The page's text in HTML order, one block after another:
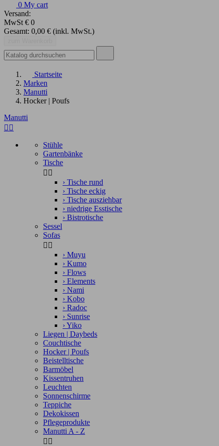
0 My cart
Versand:
MwSt € 0
Gesamt: 0,00 € (inkl. MwSt.)
Startseite
Marken
Manutti
Hocker | Poufs
Alle löschen
Preis von
€
Produkte ansehen 8
Manutti
 
Stühle
Gartenbänke
Tische
 
› Tische rund
› Tische eckig
› Tische ausziehbar
› niedrige Esstische
› Bistrotische
Sessel
Sofas
 
› Muyu
› Kumo
› Flows
› Elements
› Nami
› Kobo
› Radoc
› Sunrise
›Yiko
Liegen | Daybeds
Couchtische
Hocker | Poufs
Beistelltische
Barmöbel
Kissentruhen
Leuchten
Sonnenschirme
Teppiche
Dekokissen
Pflegeprodukte
Manutti A - Z
 